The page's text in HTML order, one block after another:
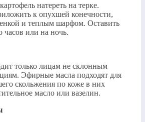
натереть на терке.
к опухшей конечности,
и теплым шарфом. Оставить
часов или на ночь.
только лицам не склонным
Эфирные масла подходят для
скольжения по коже в них
масло или вазелин.